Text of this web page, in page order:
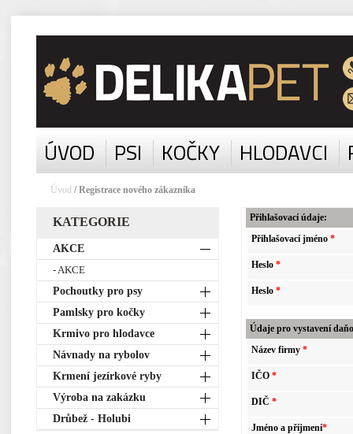
ÚVOD PSI KOČKY HLODAVCI
Úvod / Registrace nového zákazníka
KATEGORIE
AKCE
- AKCE
Pochoutky pro psy
Pamlsky pro kočky
Krmivo pro hlodavce
Návnady na rybolov
Krmení jezírkové ryby
Výroba na zakázku
Drůbež - Holubi
Přihlašovací údaje:
Přihlašovací jméno *
Heslo *
Heslo *
Údaje pro vystavení
Název firmy *
IČO *
DIČ *
Jméno a příjmení*